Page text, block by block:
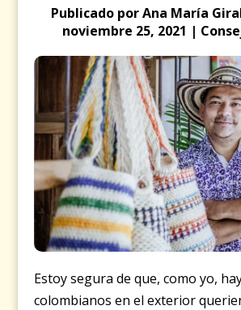
Publicado por Ana María
noviembre 25, 2021 |
Estoy segura de que, como yo,
colombianos en el exterior